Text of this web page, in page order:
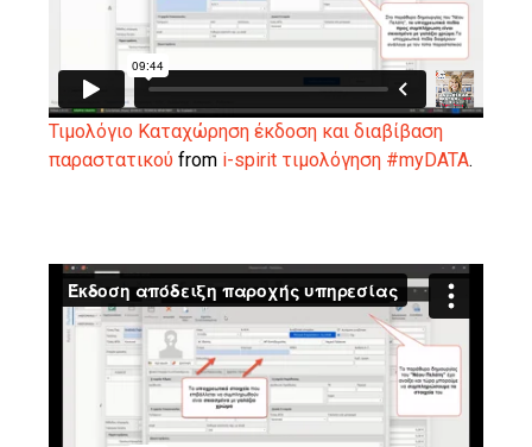
Τιμολόγιο Καταχώρηση έκδοση και διαβίβαση
παραστατικού from i-spirit τιμολόγηση #myDATA.